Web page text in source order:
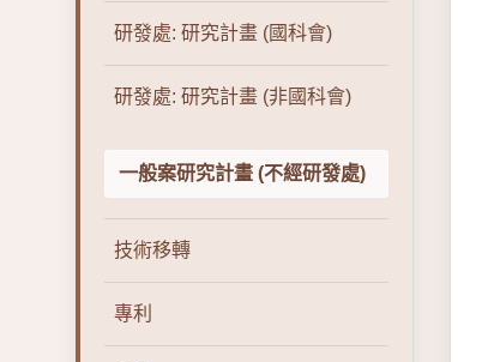
研發處: 研究計畫 (國科會)
研發處: 研究計畫 (非國科會)
一般案研究計畫 (不經研發處)
技術移轉
專利